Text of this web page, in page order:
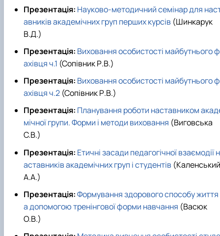
Презентація: Науково-методичний семінар для
авників академічних груп перших курсів (Шинкарук
В.Д.)
Презентація: Виховання особистості майбутнього ф
ахівця ч.1 (Сопівник Р.В.)
Презентація: Виховання особистості майбутнього ф
ахівця ч.2 (Сопівник Р.В.)
Презентація: Планування роботи наставником
мічної групи. Форми і методи виховання (Виговська
С.В.)
Презентація: Етичні засади педагогічної взаємодії н
аставників академічних груп і студентів (Каленський
А.А.)
Презентація:Формування здорового способу життя
а допомогою тренінгової форми навчання (Васюк
О.В.)